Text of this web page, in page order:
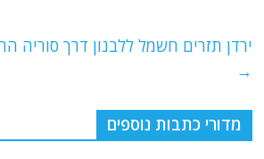
p
o
ירדן תזרים חשמל ללבנון דרך סוריה
→
מדורי כתבות נוספים